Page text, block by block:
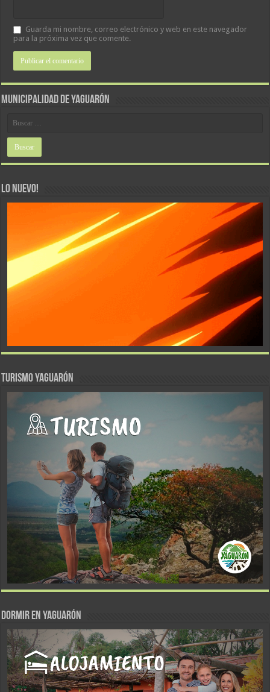
Guarda mi nombre, correo electrónico y web en este navegador
para la próxima vez que comente.
MUNICIPALIDAD DE YAGUARÓN
LO NUEVO!
TURISMO YAGUARÓN
DORMIR EN YAGUARÓN